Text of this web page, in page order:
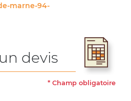
marne-94-
devis
* Champ obligatoire